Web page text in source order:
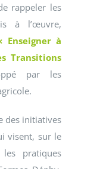
rappeler les
à l’œuvre,
Enseigner à
Transitions
par les
des initiatives
visent, sur le
pratiques